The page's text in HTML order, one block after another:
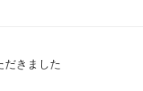
だきました